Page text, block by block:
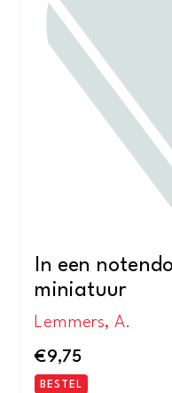
In een
miniatuur
Lemmers, A.
€9,75
BESTEL